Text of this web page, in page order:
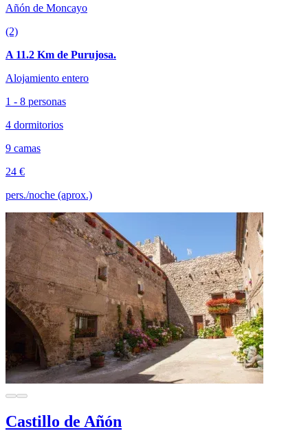
Añón de Moncayo
(2)
A 11.2 Km de Purujosa.
Alojamiento entero
1 - 8 personas
4 dormitorios
9 camas
24 €
pers./noche (aprox.)
Castillo de Añón